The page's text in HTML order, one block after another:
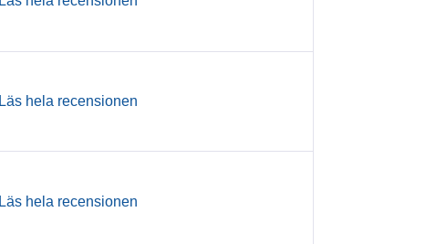
Läs hela recensionen
Läs hela recensionen